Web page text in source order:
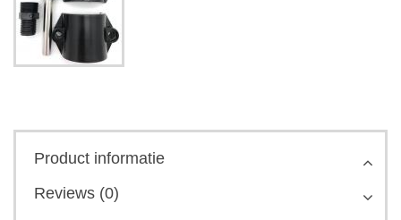
Product informatie
Reviews (0)